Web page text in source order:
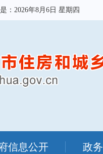
： 2026年8月6日 星期四
信息公开 政